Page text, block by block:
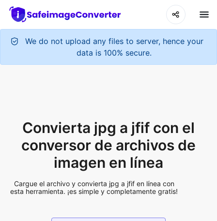
We do not upload any files to server, hence your
data is 100% secure.
imagen en línea
Cargue el archivo y convierta jpg a jfif en línea con
esta herramienta. ¡es simple y completamente gratis!
Add More Files